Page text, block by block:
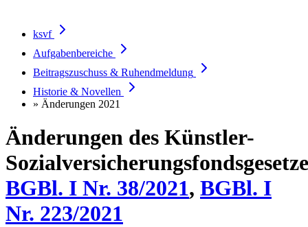
ksvf
Aufgabenbereiche
Beitragszuschuss & Ruhendmeldung
Historie & Novellen
» Änderungen 2021
Änderungen des Künstler-
BGBl. I Nr. 38/2021, BGBl. I
Nr. 223/2021